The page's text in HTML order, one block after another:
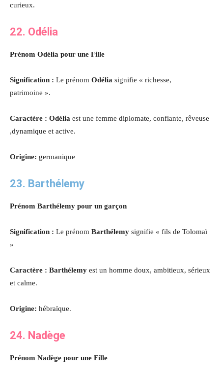
curieux.
22. Odélia
Prénom Odélia pour une Fille
Signification : Le prénom Odélia signifie « richesse,
patrimoine ».
Caractère : Odélia est une femme diplomate, confiante, rêveuse
,dynamique et active.
Origine: germanique
23. Barthélemy
Prénom Barthélemy pour un garçon
Signification : Le prénom Barthélemy signifie « fils de Tolomaï
»
Caractère : Barthélemy est un homme doux, ambitieux, sérieux
et calme.
Origine: hébraïque.
24. Nadège
Prénom Nadège pour une Fille